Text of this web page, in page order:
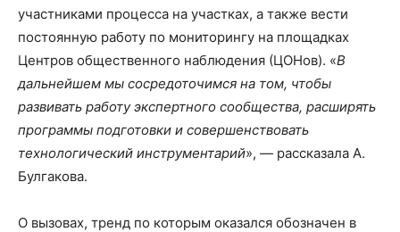
участниками процесса на участках, а также вести
постоянную работу по мониторингу на площадках
Центров общественного наблюдения (ЦОНов). «В
дальнейшем мы сосредоточимся на том, чтобы
развивать работу экспертного сообщества, расширять
программы подготовки и совершенствовать
технологический инструментарий», — рассказала А.
Булгакова.
О вызовах, тренд по которым оказался обозначен в